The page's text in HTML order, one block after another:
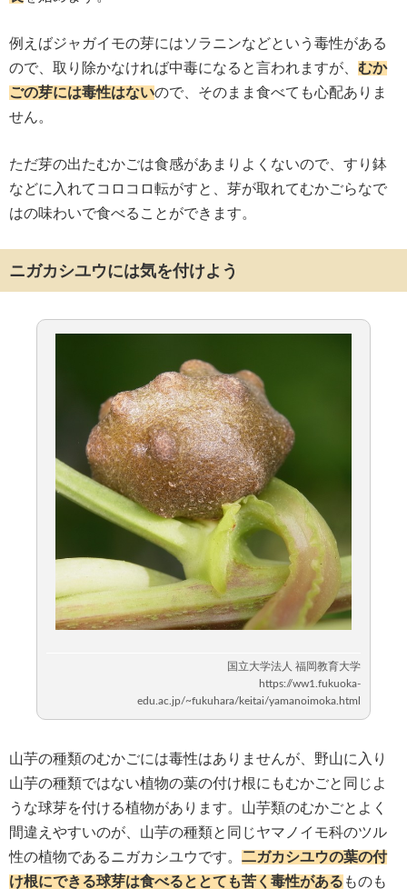
例えばジャガイモの芽にはソラニンなどという毒性がある
ので、取り除かなければ中毒になると言われますが、 むか
ごの芽には毒性はないので、そのまま食べても心配ありま
せん。
ただ芽の出たむかごは食感があまりよくないので、すり鉢
などに入れてコロコロ転がすと、芽が取れてむかごらなで
はの味わいで食べることができます。
ニガカシユウには気を付けよう
山芋の種類のむかごには毒性はありませんが、野山に入り
山芋の種類ではない植物の葉の付け根にもむかごと同じよ
うな球芽を付ける植物があります。山芋類のむかごとよく
間違えやすいのが、山芋の種類と同じヤマノイモ科のツル
性の植物であるニガカシユウです。 二ガカシユウの葉の付
け根にできる球芽は食べるととても苦く毒性がある ものも